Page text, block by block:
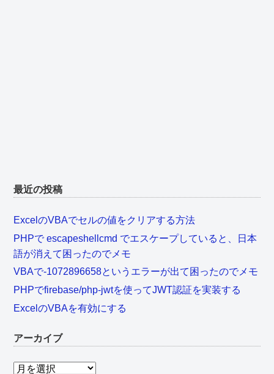
最近の投稿
ExcelのVBAでセルの値をクリアする方法
PHPで escapeshellcmd でエスケープしていると、日本
語が消えて困ったのでメモ
VBAで-1072896658というエラーが出て困ったのでメモ
PHPでfirebase/php-jwtを使ってJWT認証を実装する
ExcelのVBAを有効にする
アーカイブ
ア